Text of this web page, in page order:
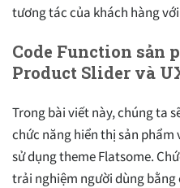
tương tác của khách hàng
Code Function sản
Product Slider và
Trong bài viết này, chúng ta
chức năng hiển thị sản
sử dụng theme Flatsome.
trải nghiệm người dùng bằng